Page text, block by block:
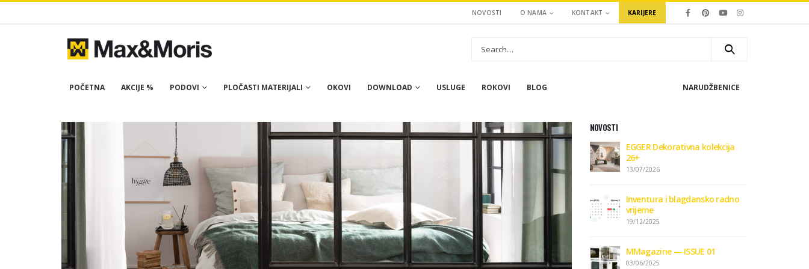
NOVOSTI O NAMA KONTAKT KARIJERE
POČETNA AKCIJE % PODOVI PLOČASTI MATERIJALI OKOVI DOWNLOAD USLUGE ROKOVI BLOG NARUDŽBENICE
NOVOSTI
EGGER Dekorativna kolekcija
26+
13/07/2026
Inventura i blagdansko radno
vrijeme
19/12/2025
MMagazine — ISSUE 01
03/06/2025